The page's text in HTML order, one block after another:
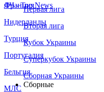
Франция
Нидерланды
Турция
Португалия
Бельгия
МЛС
ЛЧ - Top News
Первая лига
Вторая лига
Кубок Украины
Суперкубок Украины
Сборная Украины
Сборные